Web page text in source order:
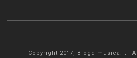
Copyright 2017, Blogdimusica.it -